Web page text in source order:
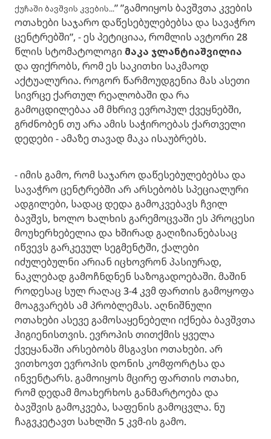
ქუჩაში ბავშვის კვების...” ”გამოიყოს ბავშვთა კვების
ოთახები საჯარო დაწესებულებებსა და სავაჭრო
ცენტრებში”, - ეს პეტიციაა, რომლის ავტორი 28
წლის სტომატოლოგი მაკა ჯლანტიაშვილია
და ფიქრობს, რომ ეს საკითხი საკმაოდ
აქტუალურია. როგორ წარმოუდგენია მას ასეთი
სივრცე ქართულ რეალობაში და რა
გამოცდილებაა ამ მხრივ ევროპულ ქვეყნებში,
გრძნობენ თუ არა ამის საჭიროებას ქართველი
დედები - ამაზე თავად მაკა ისაუბრებს.
- იმის გამო, რომ საჯარო დაწესებულებებსა და
სავაჭრო ცენტრებში არ არსებობს სპეციალური
ადგილები, სადაც დედა გამოკვებავს ჩვილ
ბავშვს, ხოლო ხალხის გარემოცვაში ეს პროცესი
მოუხერხებელია და ხშირად გაღიზიანებასაც
იწვევს გარკევულ სეგმენტში, ქალები
იძულებულნი არიან იცხოვრონ პასიურად,
ნაკლებად გამოჩნდნენ საზოგადოებაში. მაშინ
როდესაც სულ რაღაც 3-4 კვმ ფართის გამოყოფა
მოაგვარებს ამ პრობლემას. აღნიშნული
ოთახები ასევე გამოსაყენებელი იქნება ბავშვთა
ჰიგიენისთვის. ევროპის თითქმის ყველა
ქვეყანაში არსებობს მსგავსი ოთახები. არ
ვითხოვთ ევროპის დონის კომფორტსა და
ინვენტარს. გამოიყოს მცირე ფართის ოთახი,
რომ დედამ მოახერხოს განმარტოება და
ბავშვის გამოკვება, საფენის გამოცვლა. ნუ
ჩაგვკეტავთ სახლში 5 კვმ-ის გამო.